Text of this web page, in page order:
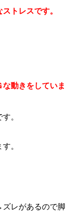
トレスです。
動きをしていま
。
。
レがあるので脚